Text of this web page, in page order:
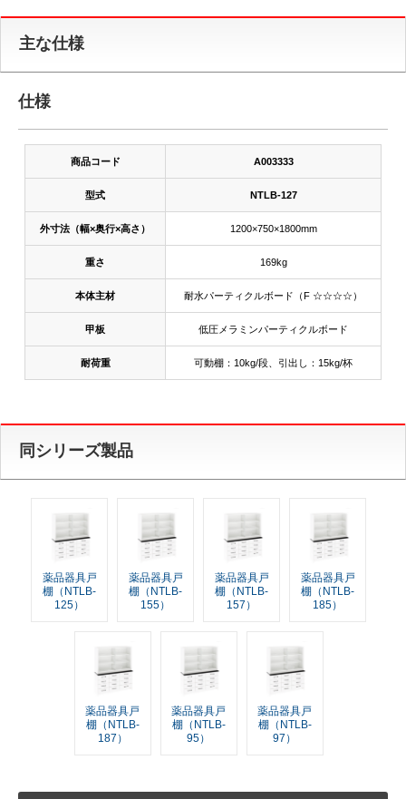
主な仕様
仕様
商品コード A003333
型式 NTLB-127
外寸法（幅×奥行×高さ） 1200×750×1800mm
重さ 169kg
本体主材 耐水パーティクルボード（F ☆☆☆☆）
甲板 低圧メラミンパーティクルボード
耐荷重 可動棚：10kg/段、引出し：15kg/杯
同シリーズ製品
薬品器具戸
棚（NTLB-
125）
薬品器具戸
棚（NTLB-
155）
薬品器具戸
棚（NTLB-
157）
薬品器具戸
棚（NTLB-
185）
薬品器具戸
棚（NTLB-
187）
薬品器具戸
棚（NTLB-
95）
薬品器具戸
棚（NTLB-
97）